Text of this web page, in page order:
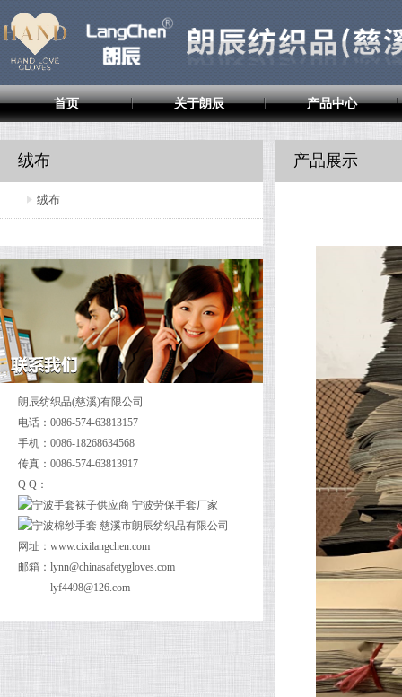
首页 关于朗辰 产品中心
绒布
绒布
朗辰纺织品(慈溪)有限公司
电话：0086-574-63813157
手机：0086-18268634568
传真：0086-574-63813917
Q Q：
网址： www.cixilangchen.com
邮箱： lynn@chinasafetygloves.com
lyf4498@126.com
产品展示